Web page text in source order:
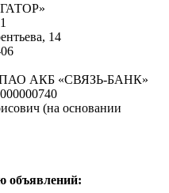
14
АКБ «СВЯЗЬ-БАНК»
(на основании
объявлений: